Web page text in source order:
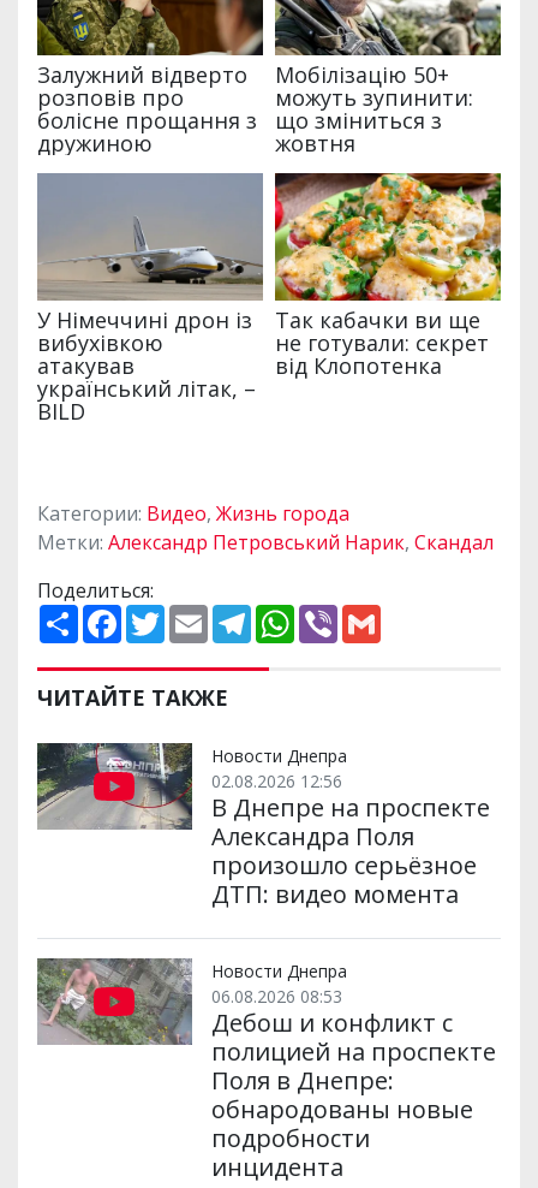
Категории: Видео, Жизнь города
Метки: Александр Петровський Нарик, Скандал
Поделиться:
П
о
и
р
и
и
F
a
e
b
o
k
T
w
t
t
e
E
m
i
l
T
e
e
m
W
h
p
V
ЧИТАЙТЕ ТАКЖЕ
Новости Днепра
02.08.2026 12:56
В Днепре на проспекте
Александра Поля
произошло серьёзное
ДТП: видео момента
Новости Днепра
06.08.2026 08:53
Дебош и конфликт с
полицией на проспекте
Поля в Днепре:
обнародованы новые
подробности
инцидента